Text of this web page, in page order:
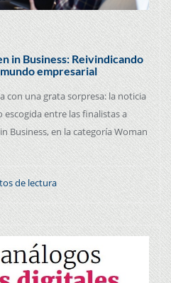
in Business: Reivindicando
empresarial
con una grata sorpresa: la noticia
entre las finalistas a
Business, en la categoría Woman
de lectura